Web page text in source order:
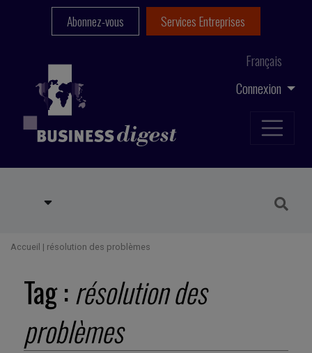
Connexion
Français
Abonnez-vous Services Entreprises
Accueil | résolution des problèmes
Tag :résolution des
problèmes